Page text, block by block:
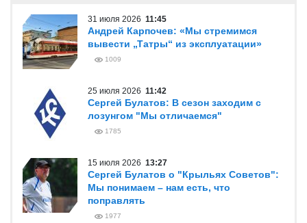
31 июля 2026 11:45
Андрей Карпочев: «Мы стремимся
вывести „Татры“ из эксплуатации»
1009
25 июля 2026 11:42
Сергей Булатов: В сезон заходим с
лозунгом "Мы отличаемся"
1785
15 июля 2026 13:27
Сергей Булатов о "Крыльях Советов":
Мы понимаем – нам есть, что
поправлять
1977